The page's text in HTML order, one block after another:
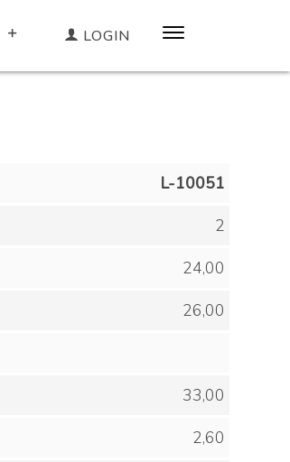
LOGIN
L-10051
2
24,00
26,00
33,00
2,60